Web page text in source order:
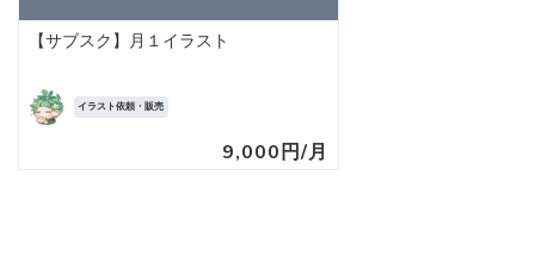
【サブスク】月１イラスト
イラスト依頼・販売
9,000円/月